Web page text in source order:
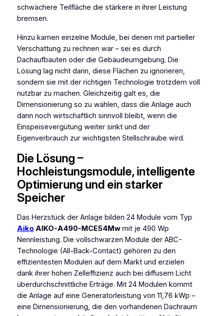
schwächere Teilfläche die stärkere in ihrer Leistung
bremsen.
Hinzu kamen einzelne Module, bei denen mit partieller
Verschattung zu rechnen war – sei es durch
Dachaufbauten oder die Gebäudeumgebung. Die
Lösung lag nicht darin, diese Flächen zu ignorieren,
sondern sie mit der richtigen Technologie trotzdem voll
nutzbar zu machen. Gleichzeitig galt es, die
Dimensionierung so zu wählen, dass die Anlage auch
dann noch wirtschaftlich sinnvoll bleibt, wenn die
Einspeisevergütung weiter sinkt und der
Eigenverbrauch zur wichtigsten Stellschraube wird.
Die Lösung –
Hochleistungsmodule, intelligente
Optimierung und ein starker
Speicher
Das Herzstück der Anlage bilden 24 Module vom Typ
Aiko AIKO-A490-MCE54Mwmit je 490 Wp
Nennleistung. Die vollschwarzen Module der ABC-
Technologie (All-Back-Contact) gehören zu den
effizientesten Modulen auf dem Markt und erzielen
dank ihrer hohen Zelleffizienz auch bei diffusem Licht
überdurchschnittliche Erträge. Mit 24 Modulen kommt
die Anlage auf eine Generatorleistung von 11,76 kWp –
eine Dimensionierung, die den vorhandenen Dachraum